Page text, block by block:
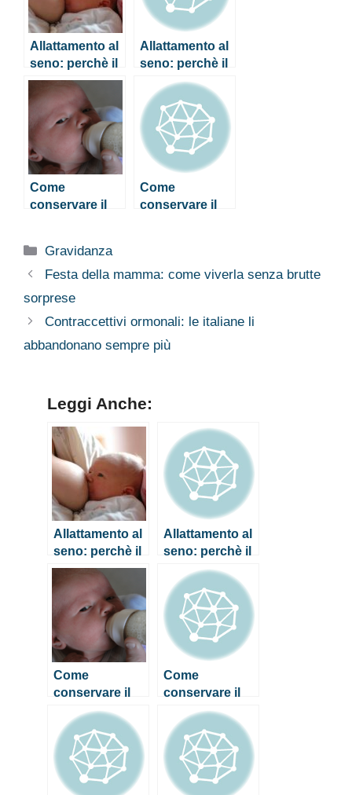
Allattamento al
seno: perchè il
latte materno è
così
importante?
Allattamento al
seno: perchè il
latte materno è
così
importante?
Come
conservare il
le proprietà
Come
conservare il
Categorie
Gravidanza
Festa della mamma: come viverla senza brutte
sorprese
Contraccettivi ormonali: le italiane li
abbandonano sempre più
Leggi Anche:
Allattamento al
seno: perchè il
latte materno è
così
importante?
Allattamento al
seno: perchè il
latte materno è
così
importante?
Come
conservare il
latte materno
preservandone
le proprietà
Come
conservare il
latte materno
preservandone
le proprietà